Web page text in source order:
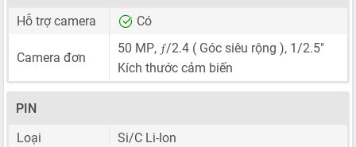
Hỗ trợ camera
Có
Camera đơn
50 MP, ƒ/2.4 ( Góc siêu rộng ), 1/2.5"
Kích thước cảm biến
PIN
Loại
Si/C Li-Ion